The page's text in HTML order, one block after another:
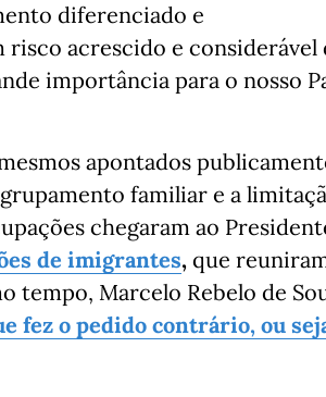
diferenciado e
acrescido e considerável
importância para o nosso
apontados
familiar e a
chegaram ao
de imigrantes, que
tempo, Marcelo Rebelo de
fez o pedido contrário, ou